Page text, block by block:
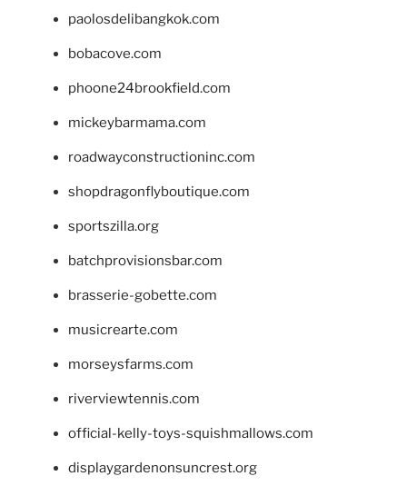
paolosdelibangkok.com
bobacove.com
phoone24brookfield.com
mickeybarmama.com
roadwayconstructioninc.com
shopdragonflyboutique.com
sportszilla.org
batchprovisionsbar.com
brasserie-gobette.com
musicrearte.com
morseysfarms.com
riverviewtennis.com
official-kelly-toys-squishmallows.com
displaygardenonsuncrest.org